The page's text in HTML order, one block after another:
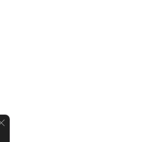
Cerrar el banner de cookies RGPD